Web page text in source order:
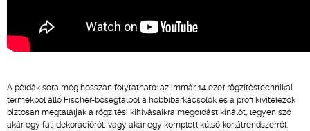
A példák sora még hosszan folytatható: az immár 14 ezer rögzítéstechnikai
termékből álló Fischer-bőségtálból a hobbibarkácsolók és a profi kivitelezők
biztosan megtalálják a rögzítési kihívásaikra megoldást kínálót, legyen szó
akár egy fali dekorációról, vagy akár egy komplett külső korlátrendszerről.